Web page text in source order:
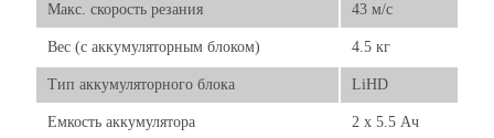
Макс. скорость резания 43 м/с
Вес (с аккумуляторным блоком) 4.5 кг
Тип аккумуляторного блока LiHD
Емкость аккумулятора 2 x 5.5 Ач